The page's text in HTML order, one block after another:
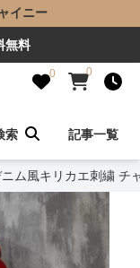
イニー
無料
0 0
索 記事一覧
ム風キリカエ刺繍 チ